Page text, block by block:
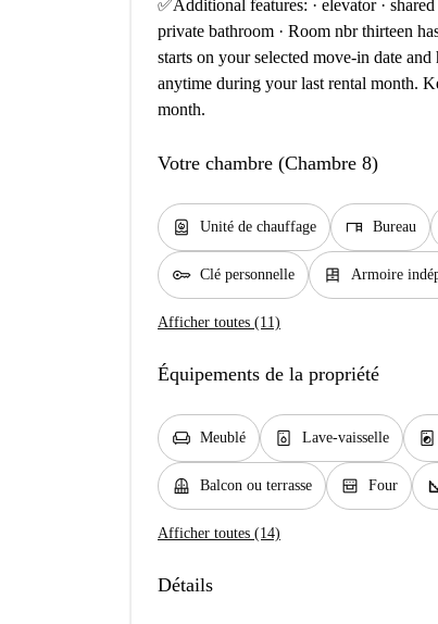
✅Additional features: · elevator ·
private bathroom · Room nbr thirteen
starts on your selected move-in date
anytime during your last rental month.
month.
Votre chambre (Chambre 8)
water_heater Unité de chauffage desk Bureau
key Clé personnelle dresser Armoire
Afficher toutes (11)
Équipements de la propriété
chair Meublé dishwasher_gen Lave-vaisselle local_laundry_service
balcony Balcon ou terrasse oven_gen Four
Afficher toutes (14)
Détails